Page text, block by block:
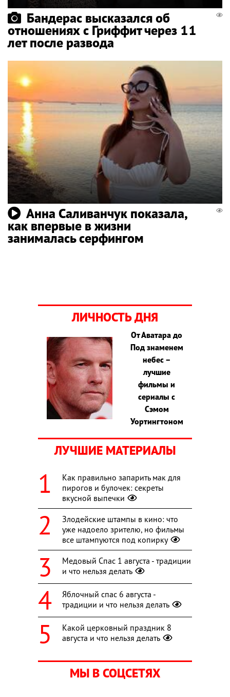
Бандерас высказался об
отношениях с Гриффит через 11
лет после развода
Анна Саливанчук показала,
как впервые в жизни
занималась серфингом
ЛИЧНОСТЬ ДНЯ
От Аватара до
Под знаменем
небес –
лучшие
фильмы и
сериалы с
Сэмом
Уортингтоном
ЛУЧШИЕ МАТЕРИАЛЫ
Как правильно запарить мак для
пирогов и булочек: секреты
вкусной выпечки
Злодейские штампы в кино: что
уже надоело зрителю, но фильмы
все штампуются под копирку
Медовый Спас 1 августа - традиции
и что нельзя делать
Яблочный спас 6 августа -
традиции и что нельзя делать
Какой церковный праздник 8
августа и что нельзя делать
МЫ В СОЦСЕТЯХ